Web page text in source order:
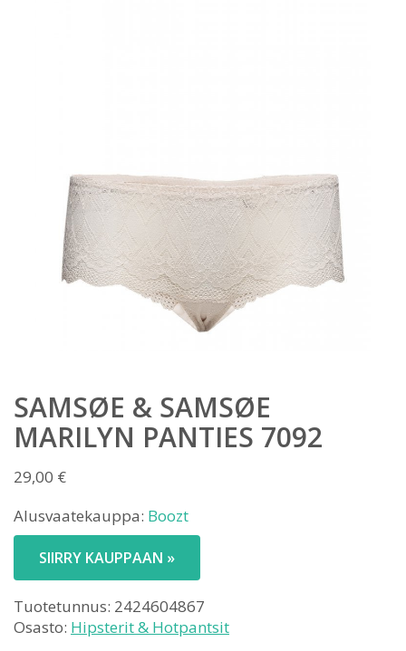
SAMSØE & SAMSØE
MARILYN PANTIES 7092
29,00 €
Alusvaatekauppa: Boozt
SIIRRY KAUPPAAN »
Tuotetunnus: 2424604867
Osasto: Hipsterit & Hotpantsit